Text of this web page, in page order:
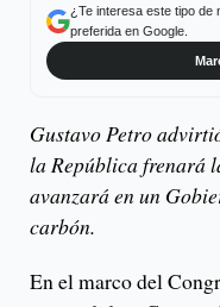
¿Te interesa este tipo de
preferida en Google.
Gustavo Petro
la República frenará
avanzará en un
carbón.
En el marco del